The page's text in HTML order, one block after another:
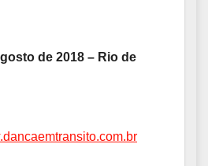
de 2018 – Rio de